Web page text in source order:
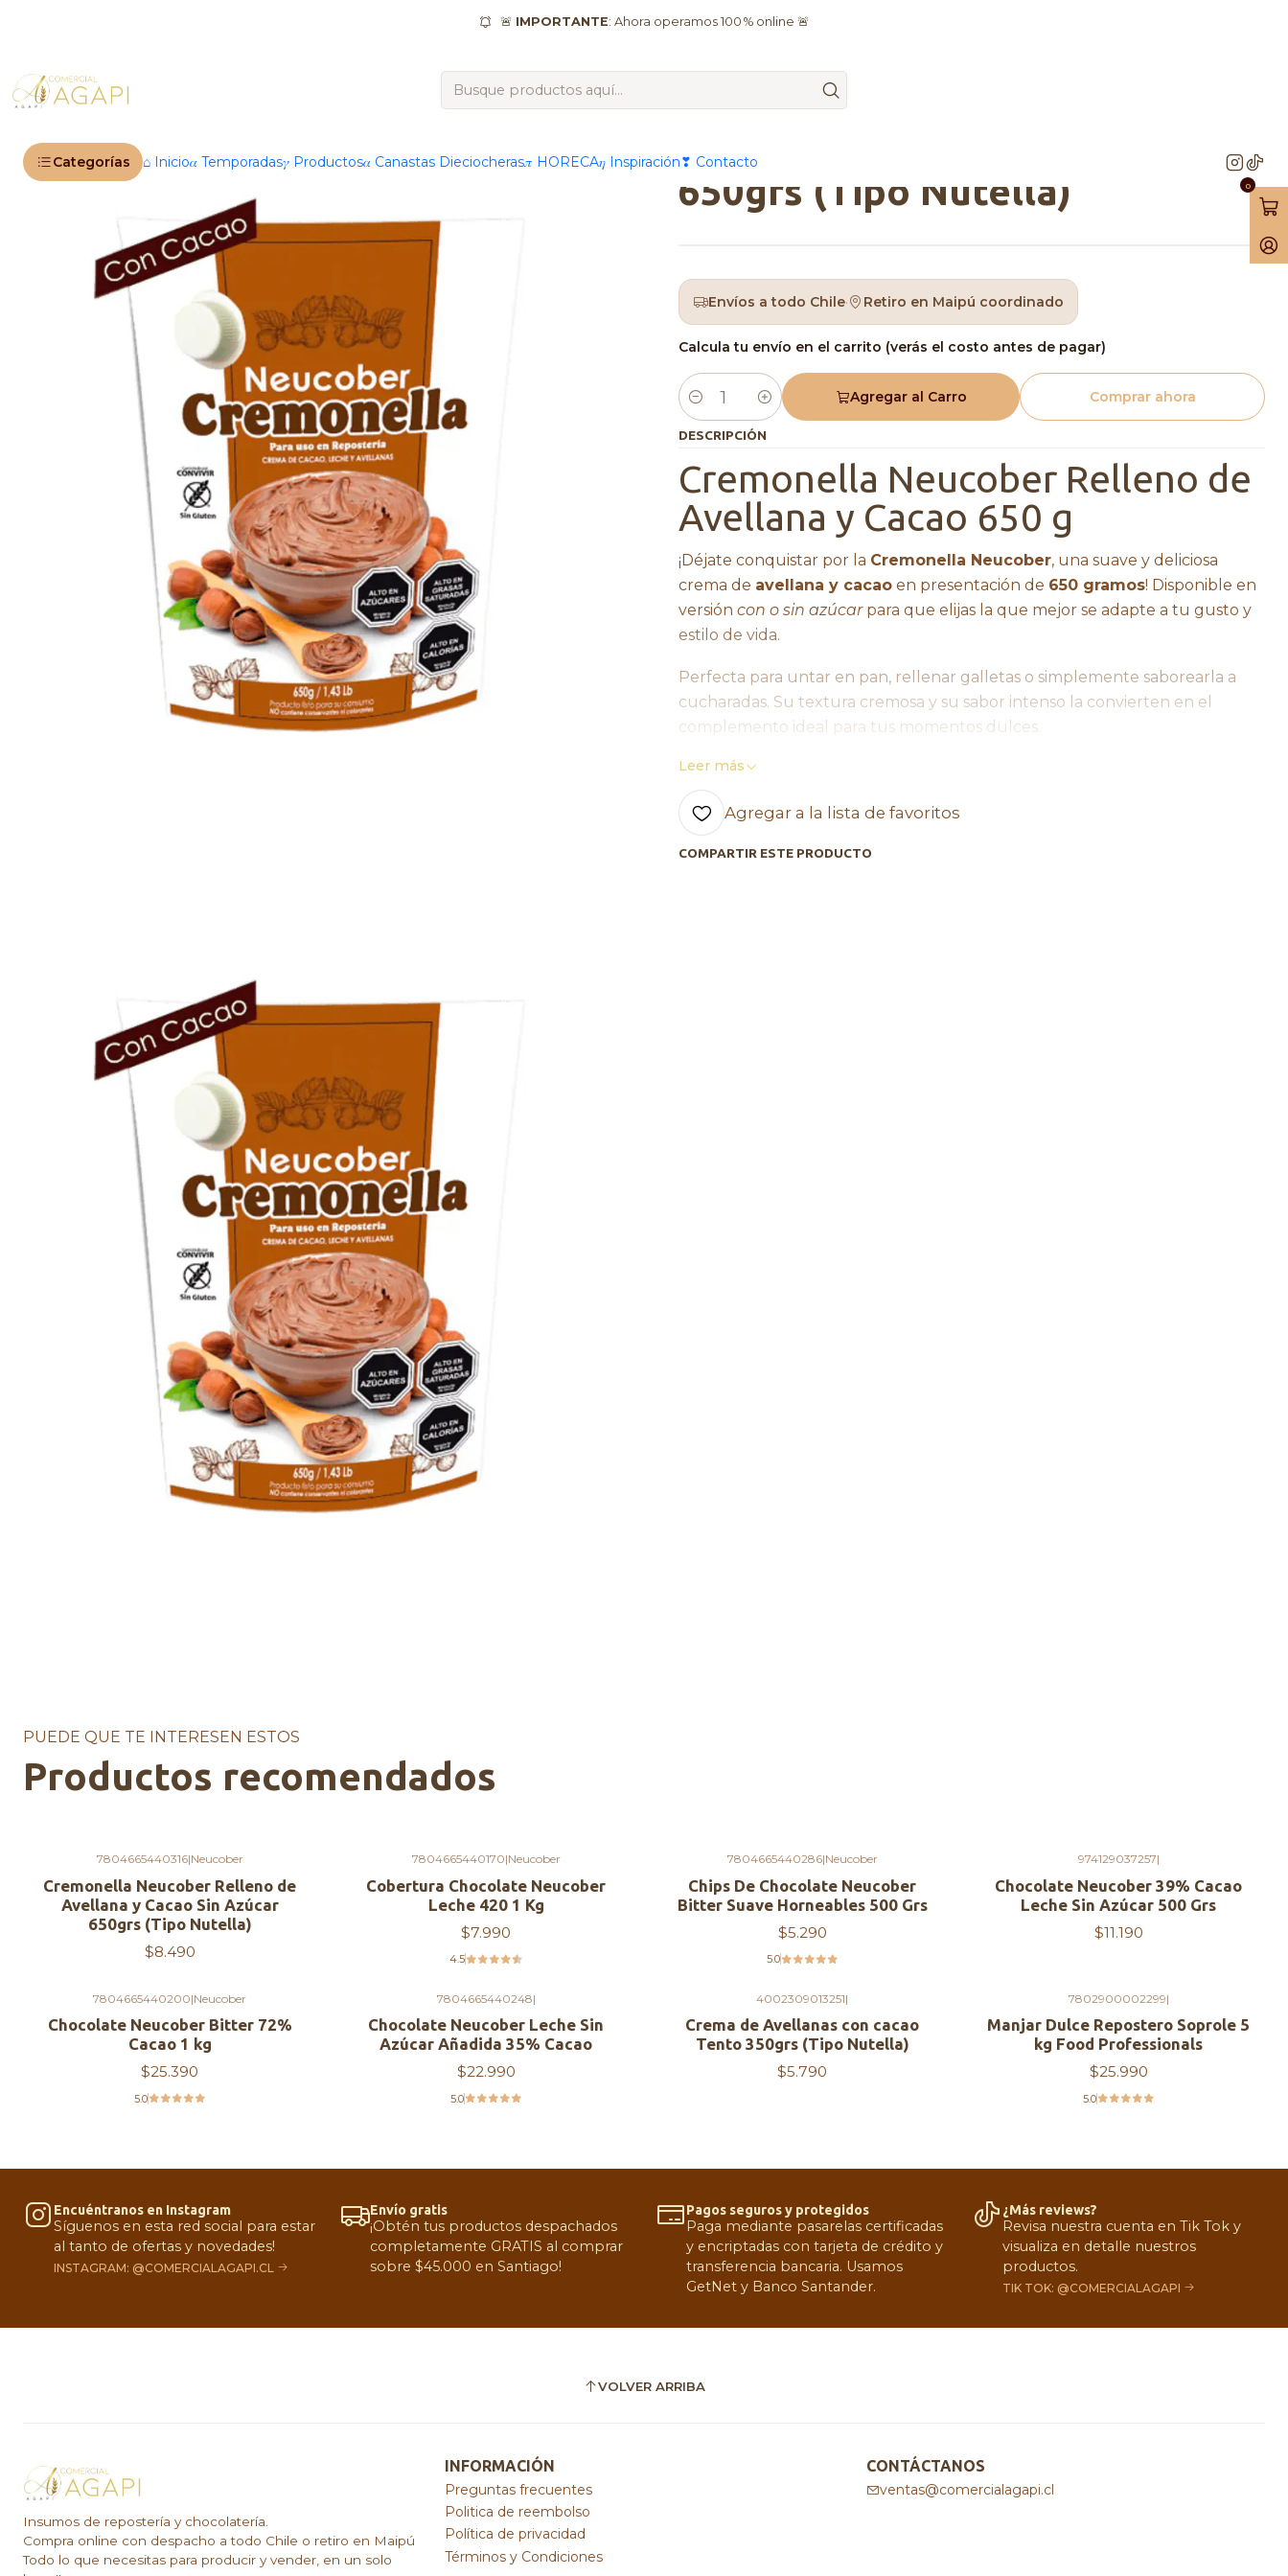
Categorías ⌂ Inicio𝛼 Temporadas𝛾 Productos𝛼 Canastas Dieciocheras𝜋 HORECA𝜂 Inspiración❣ Contacto
0
🚨 IMPORTANTE: Ahora operamos 100 % online 🚨
Neucober Cremonella Neucober Relleno de Avellana Cacao y Leche 650grs (Tipo Nutella)
Cremonella Neucober Relleno
de Avellana Cacao y Leche
650grs (Tipo Nutella)
Envíos a todo Chile· Retiro en Maipú coordinado
Calcula tu envío en el carrito (verás el costo antes de pagar)
Cantidad
Agregar al Carro Comprar ahora
DESCRIPCIÓN
Cremonella Neucober Relleno de
Avellana y Cacao 650 g
¡Déjate conquistar por la Cremonella Neucober, una suave y deliciosa
crema de avellana y cacao en presentación de 650 gramos! Disponible en
versión con o sin azúcarpara que elijas la que mejor se adapte a tu gusto y
estilo de vida.
Perfecta para untar en pan, rellenar galletas o simplemente saborearla a
cucharadas. Su textura cremosa y su sabor intenso la convierten en el
complemento ideal para tus momentos dulces.
Ingredientes:
polvo, cacao en polvo, suero de leche en polvo, lecitina de soya, saborizante
idéntico al natural.
Leer más
Agregar a la lista de favoritos
COMPARTIR ESTE PRODUCTO
PUEDE QUE TE INTERESEN ESTOS
Productos recomendados
7804665440316|Neucober
Cremonella Neucober Relleno de
Avellana y Cacao Sin Azúcar
650grs (Tipo Nutella)
$8.490
7804665440170|Neucober
Cobertura Chocolate Neucober
Leche 420 1 Kg
$7.990
4.5
7804665440286|Neucober
Chips De Chocolate Neucober
Bitter Suave Horneables 500 Grs
$5.290
5.0
974129037257|
Chocolate Neucober 39% Cacao
Leche Sin Azúcar 500 Grs
$11.190
7804665440200|Neucober
Chocolate Neucober Bitter 72%
Cacao 1 kg
$25.390
5.0
7804665440248|
Chocolate Neucober Leche Sin
Azúcar Añadida 35% Cacao
$22.990
5.0
4002309013251|
Crema de Avellanas con cacao
Tento 350grs (Tipo Nutella)
$5.790
7802900002299|
Manjar Dulce Repostero Soprole 5
kg Food Professionals
$25.990
5.0
Encuéntranos en Instagram
Síguenos en esta red social para estar
al tanto de ofertas y novedades!
INSTAGRAM: @COMERCIALAGAPI.CL
Envío gratis
¡Obtén tus productos despachados
completamente GRATIS al comprar
sobre $45.000 en Santiago!
Pagos seguros y protegidos
Paga mediante pasarelas certificadas
y encriptadas con tarjeta de crédito y
transferencia bancaria. Usamos
GetNet y Banco Santander.
¿Más reviews?
Revisa nuestra cuenta en Tik Tok y
visualiza en detalle nuestros
productos.
TIK TOK: @COMERCIALAGAPI
VOLVER ARRIBA
Insumos de repostería y chocolatería.
Compra online con despacho a todo Chile o retiro en Maipú
Todo lo que necesitas para producir y vender, en un solo
INFORMACIÓN
Preguntas frecuentes
Politica de reembolso
Política de privacidad
Términos y Condiciones
CONTÁCTANOS
ventas@comercialagapi.cl